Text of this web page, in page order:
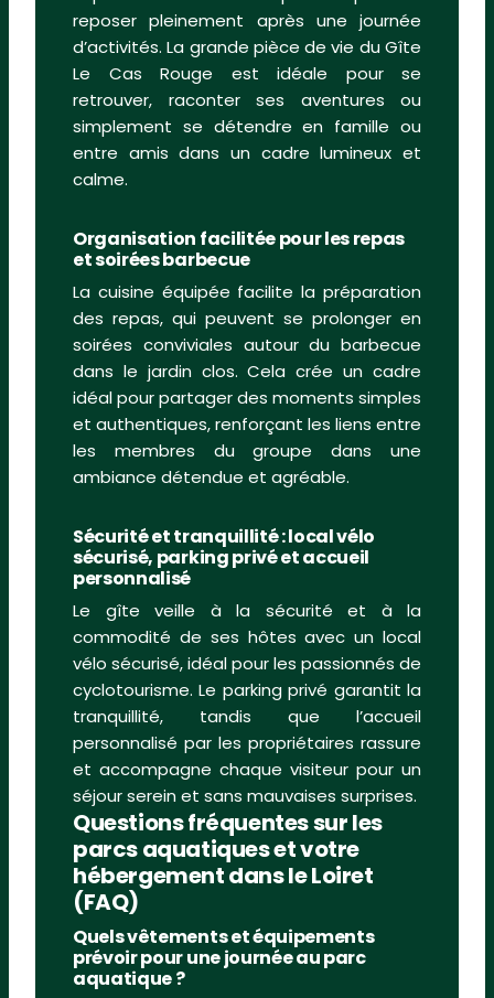
reposer pleinement après une journée
d’activités. La grande pièce de vie du Gîte
Le Cas Rouge est idéale pour se
retrouver, raconter ses aventures ou
simplement se détendre en famille ou
entre amis dans un cadre lumineux et
calme.
Organisation facilitée pour les repas
et soirées barbecue
La cuisine équipée facilite la préparation
des repas, qui peuvent se prolonger en
soirées conviviales autour du barbecue
dans le jardin clos. Cela crée un cadre
idéal pour partager des moments simples
et authentiques, renforçant les liens entre
les membres du groupe dans une
ambiance détendue et agréable.
Sécurité et tranquillité : local vélo
sécurisé, parking privé et accueil
personnalisé
Le gîte veille à la sécurité et à la
commodité de ses hôtes avec un local
vélo sécurisé, idéal pour les passionnés de
cyclotourisme. Le parking privé garantit la
tranquillité, tandis que l’accueil
personnalisé par les propriétaires rassure
et accompagne chaque visiteur pour un
séjour serein et sans mauvaises surprises.
Questions fréquentes sur les
parcs aquatiques et votre
hébergement dans le Loiret
(FAQ)
Quels vêtements et équipements
prévoir pour une journée au parc
aquatique ?